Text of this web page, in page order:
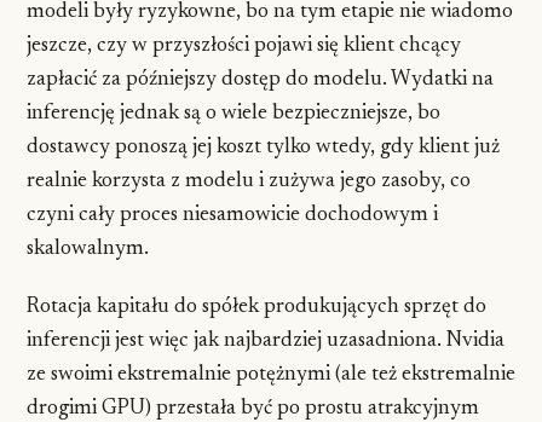
modeli były ryzykowne, bo na tym etapie nie wiadomo
jeszcze, czy w przyszłości pojawi się klient chcący
zapłacić za późniejszy dostęp do modelu. Wydatki na
inferencję jednak są o wiele bezpieczniejsze, bo
dostawcy ponoszą jej koszt tylko wtedy, gdy klient już
realnie korzysta z modelu i zużywa jego zasoby, co
czyni cały proces niesamowicie dochodowym i
skalowalnym.
Rotacja kapitału do spółek produkujących sprzęt do
inferencji jest więc jak najbardziej uzasadniona. Nvidia
ze swoimi ekstremalnie potężnymi (ale też ekstremalnie
drogimi GPU) przestała być po prostu atrakcyjnym